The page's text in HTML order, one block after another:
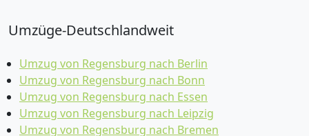
Umzüge-Deutschlandweit
Umzug von Regensburg nach Berlin
Umzug von Regensburg nach Bonn
Umzug von Regensburg nach Essen
Umzug von Regensburg nach Leipzig
Umzug von Regensburg nach Bremen